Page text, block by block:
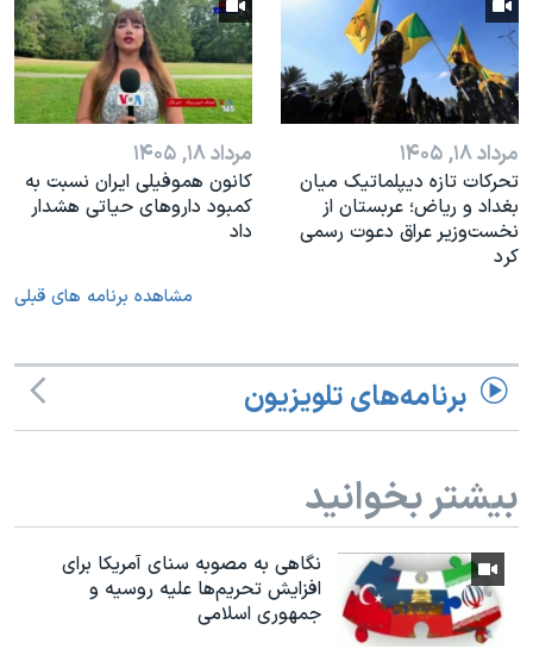
مرداد ۱۸, ۱۴۰۵
تحرکات تازه دیپلماتیک میان
بغداد و ریاض؛ عربستان از
نخست‌وزیر عراق دعوت رسمی
کرد
مرداد ۱۸, ۱۴۰۵
کانون هموفیلی ایران نسبت به
کمبود داروهای حیاتی هشدار
داد
مشاهده برنامه های قبلی
برنامه‌های تلویزیون
بیشتر بخوانید
نگاهی به مصوبه سنای آمریکا برای
افزایش تحریم‌ها علیه روسیه و
جمهوری اسلامی